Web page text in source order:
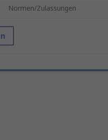
Normen/Zulassungen